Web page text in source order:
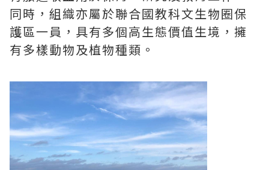
同時，組織亦屬於聯合國教科文生物圈保
護區一員，具有多個高生態價值生境，擁
有多樣動物及植物種類。